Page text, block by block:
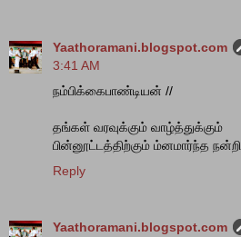
Yaathoramani.blogspot.com
3:41 AM
நம்பிக்கைபாண்டியன் //
தங்கள் வரவுக்கும் வாழ்த்துக்கும்
பின்னூட்டத்திற்கும் ம்னமார்ந்த நன்றி
Reply
Yaathoramani.blogspot.com